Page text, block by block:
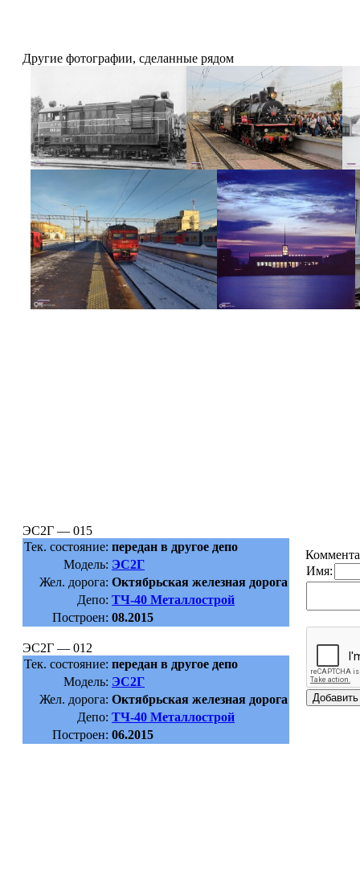
Другие фотографии, сделанные рядом
ЭС2Г — 015
Тек. состояние: передан в другое депо
Модель: ЭС2Г
Жел. дорога: Октябрьская железная дорога
Депо: ТЧ-40 Металлострой
Построен: 08.2015
ЭС2Г — 012
Тек. состояние: передан в другое депо
Модель: ЭС2Г
Жел. дорога: Октябрьская железная дорога
Депо: ТЧ-40 Металлострой
Построен: 06.2015
Имя: